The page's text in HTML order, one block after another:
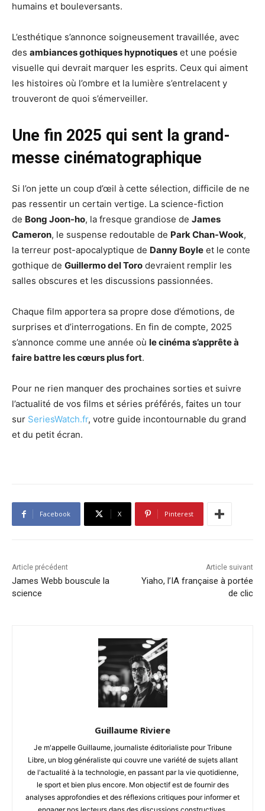
humains et bouleversants.
L’esthétique s’annonce soigneusement travaillée, avec
des ambiances gothiques hypnotiques et une poésie
visuelle qui devrait marquer les esprits. Ceux qui aiment
les histoires où l’ombre et la lumière s’entrelacent y
trouveront de quoi s’émerveiller.
Une fin 2025 qui sent la grand-
messe cinématographique
Si l’on jette un coup d’œil à cette sélection, difficile de ne
pas ressentir un certain vertige. La science-fiction
de Bong Joon-ho, la fresque grandiose de James
Cameron, le suspense redoutable de Park Chan-Wook,
la terreur post-apocalyptique de Danny Boyle et le conte
gothique de Guillermo del Toro devraient remplir les
salles obscures et les discussions passionnées.
Chaque film apportera sa propre dose d’émotions, de
surprises et d’interrogations. En fin de compte, 2025
s’annonce comme une année où le cinéma s’apprête à
faire battre les cœurs plus fort.
Pour ne rien manquer des prochaines sorties et suivre
l’actualité de vos films et séries préférés, faites un tour
sur SeriesWatch.fr, votre guide incontournable du grand
et du petit écran.
Facebook X Pinterest
Article précédent
James Webb bouscule la
science
Article suivant
Yiaho, l’IA française à portée
de clic
Guillaume Riviere
Je m'appelle Guillaume, journaliste éditorialiste pour Tribune
Libre, un blog généraliste qui couvre une variété de sujets allant
de l'actualité à la technologie, en passant par la vie quotidienne,
le sport et bien plus encore. Mon objectif est de fournir des
analyses approfondies et des réflexions critiques pour informer et